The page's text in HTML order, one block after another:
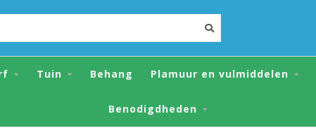
Tuin Behang Plamuur en vulmiddelen
Benodigdheden
Set